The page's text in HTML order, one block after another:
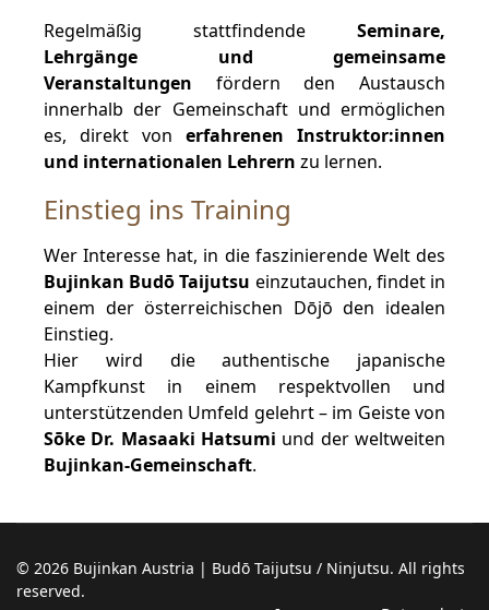
Regelmäßig stattfindende Seminare,
Lehrgänge und gemeinsame
Veranstaltungen fördern den Austausch
innerhalb der Gemeinschaft und ermöglichen
es, direkt von erfahrenen Instruktor:innen
und internationalen Lehrern zu lernen.
Einstieg ins Training
Wer Interesse hat, in die faszinierende Welt des
Bujinkan Budō Taijutsu einzutauchen, findet in
einem der österreichischen Dōjō den idealen
Einstieg.
Hier wird die authentische japanische
Kampfkunst in einem respektvollen und
unterstützenden Umfeld gelehrt – im Geiste von
Sōke Dr. Masaaki Hatsumi und der weltweiten
Bujinkan-Gemeinschaft.
© 2026 Bujinkan Austria | Budō Taijutsu / Ninjutsu. All rights
reserved.